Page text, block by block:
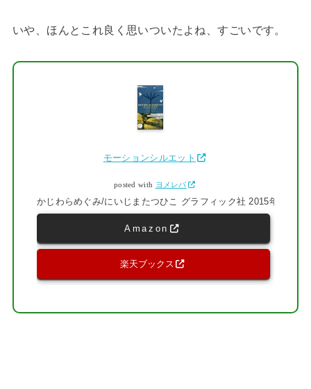
いや、ほんとこれ良く思いついたよね、すごいです。
モーションシルエット
posted with ヨメレバ
かじわらめぐみ/にいじまたつひこ グラフィック社 2015年10月
Amazon
楽天ブックス